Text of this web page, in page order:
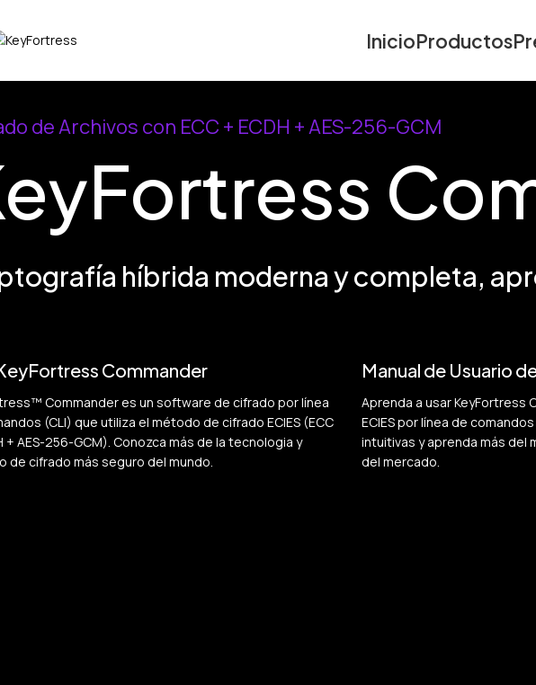
InicioProductos
de Archivos con ECC + ECDH + AES-256-GCM
híbrida moderna y completa,
Commander
Commander es un software de cifrado por línea
(CLI) que utiliza el método de cifrado ECIES (ECC
+ AES-256-GCM). Conozca más de la tecnologia y
de cifrado más seguro del mundo.
Manual de Usuario
Aprenda a usar KeyFortress
ECIES por línea de
intuitivas y aprenda más del
del mercado.